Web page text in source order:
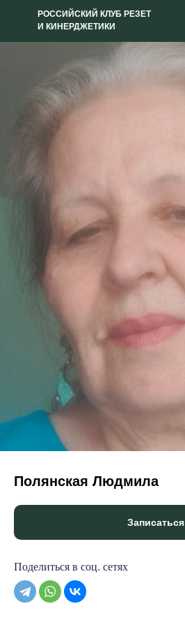
РОССИЙСКИЙ КЛУБ РЕЗЕТ
И КИНЕРДЖЕТИКИ
Полянская Людмила
Записаться
Поделиться в соц. сетях